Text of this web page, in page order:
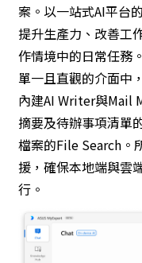
案。以一站式AI平台
提升生產力、改善工
作情境中的日常任務
單一且直觀的介面中
內建AI Writer與Mail
摘要及待辦事項清單
檔案的File Search。
援，確保本地端與雲
行。